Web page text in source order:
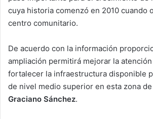
cuya historia comenzó en 2010 cuando
centro comunitario.
De acuerdo con la información
ampliación permitirá mejorar la
fortalecer la infraestructura disponible
de nivel medio superior en esta zona de
Graciano Sánchez.